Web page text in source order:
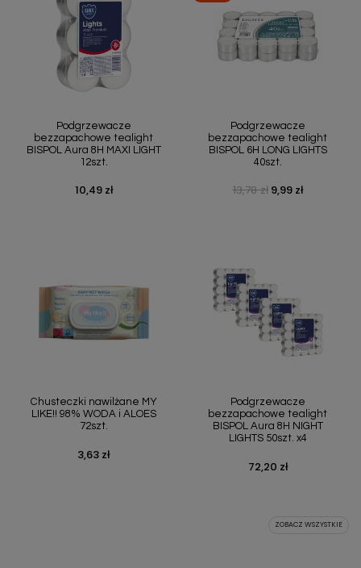
Podgrzewacze
bezzapachowe tealight
BISPOL Aura 8H MAXI LIGHT
12szt.
Cena
10,49 zł
Podgrzewacze
bezzapachowe tealight
BISPOL 6H LONG LIGHTS
40szt.
Cena podstawowa
13,78 zł Cena
9,99 zł
Chusteczki nawilżane MY
LIKE!! 98% WODA i ALOES
72szt.
Cena
3,63 zł
Podgrzewacze
bezzapachowe tealight
BISPOL Aura 8H NIGHT
LIGHTS 50szt. x4
Cena
72,20 zł
ZOBACZ WSZYSTKIE